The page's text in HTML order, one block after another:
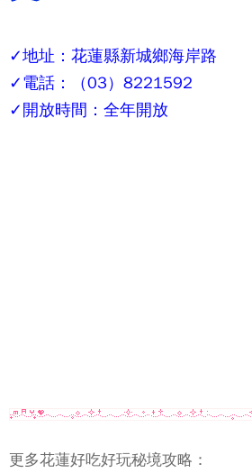
✓地址：花蓮縣新城鄉海岸路
✓電話：（03）8221592
✓開放時間：全年開放
更多花蓮好吃好玩秘境攻略：